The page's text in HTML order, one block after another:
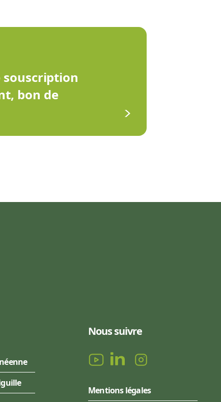
bon de
Nous suivre
Mentions légales